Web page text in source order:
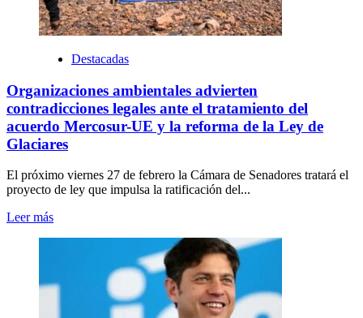
Destacadas
Organizaciones ambientales advierten
contradicciones legales ante el tratamiento del
acuerdo Mercosur-UE y la reforma de la Ley de
Glaciares
El próximo viernes 27 de febrero la Cámara de Senadores tratará el
proyecto de ley que impulsa la ratificación del...
Leer más